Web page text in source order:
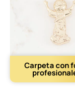
Carpeta con